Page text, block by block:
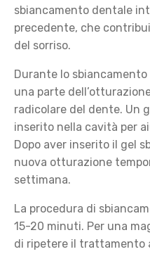
sbiancamento dentale
precedente, che
del sorriso.
Durante lo
una parte
radicolare del dente. Un
inserito nella cavità per
Dopo aver inserito il gel
nuova otturazione
settimana.
La procedura di
15-20 minuti. Per una
di ripetere il trattamento